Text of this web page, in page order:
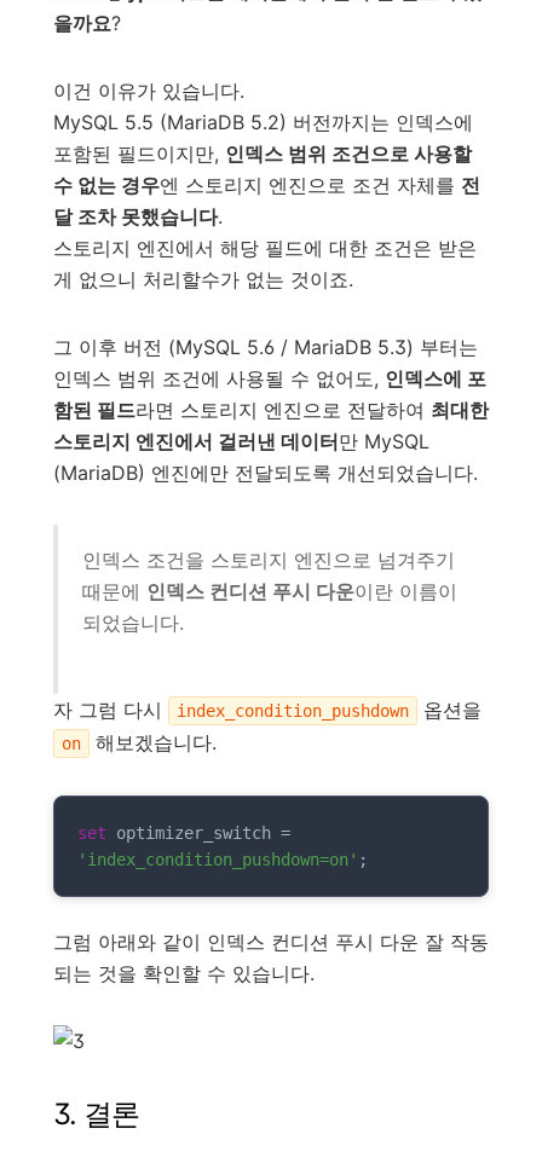
을까요?
이건 이유가 있습니다.
MySQL 5.5 (MariaDB 5.2) 버전까지는 인덱스에
포함된 필드이지만, 인덱스 범위 조건으로 사용할
수 없는 경우엔 스토리지 엔진으로 조건 자체를 전
달 조차 못했습니다.
스토리지 엔진에서 해당 필드에 대한 조건은 받은
게 없으니 처리할수가 없는 것이죠.
그 이후 버전 (MySQL 5.6 / MariaDB 5.3) 부터는
인덱스 범위 조건에 사용될 수 없어도, 인덱스에 포
함된 필드라면 스토리지 엔진으로 전달하여 최대한
스토리지 엔진에서 걸러낸 데이터만 MySQL
(MariaDB) 엔진에만 전달되도록 개선되었습니다.
인덱스 조건을 스토리지 엔진으로 넘겨주기
때문에 인덱스 컨디션 푸시 다운이란 이름이
되었습니다.
자 그럼 다시 index_condition_pushdown 옵션을
on 해보겠습니다.
set optimizer_switch =
'index_condition_pushdown=on' ;
그럼 아래와 같이 인덱스 컨디션 푸시 다운 잘 작동
되는 것을 확인할 수 있습니다.
3. 결론